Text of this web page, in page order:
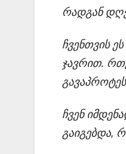
რადგან
ჩვენთვის
ჯავრით.
ჩვენ
გაიგებდა,